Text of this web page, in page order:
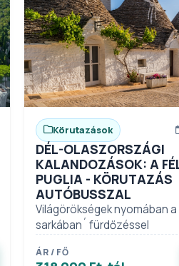
Körutazások
DÉL-OLASZORSZÁGI
KALANDOZÁSOK: A
PUGLIA - KÖRUTAZÁS
AUTÓBUSSZAL
Világörökségek nyomában
sarkában´ fürdőzéssel
ÁR / FŐ